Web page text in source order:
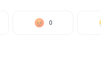
0